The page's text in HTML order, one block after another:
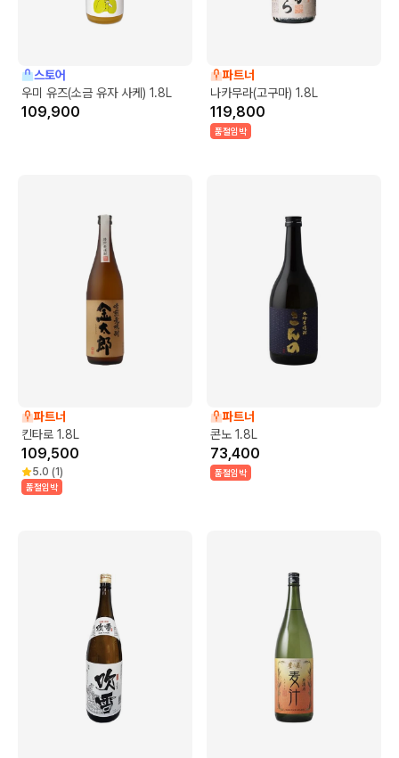
스토어
우미 유즈(소금 유자 사케) 1.8L
109,900
파트너
나카무라(고구마) 1.8L
119,800
품절임박
파트너
킨타로 1.8L
109,500
5.0 (1)
품절임박
파트너
콘노 1.8L
73,400
품절임박